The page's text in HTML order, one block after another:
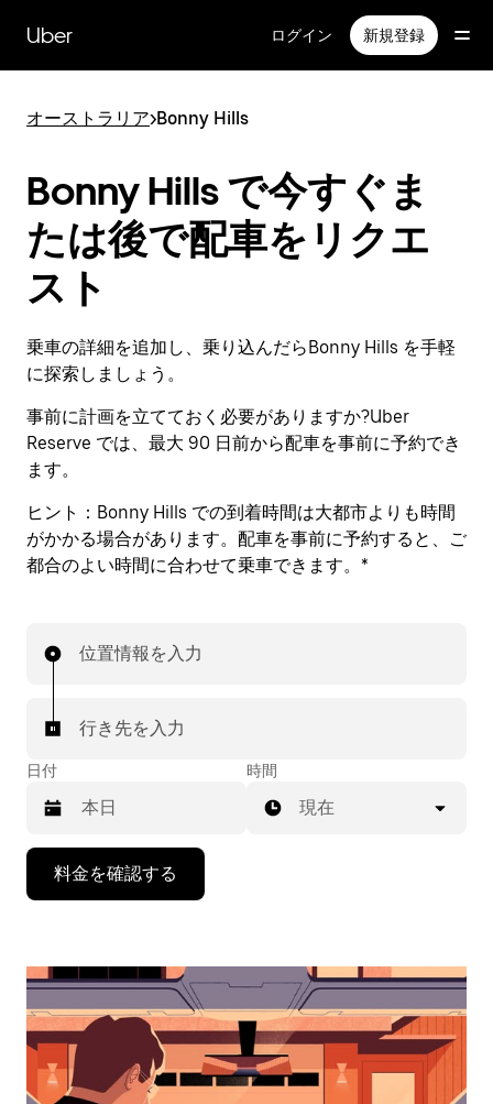
Uber ログイン 新規登録
オーストラリア>Bonny Hills
Bonny Hills で今すぐま
たは後で配車をリクエ
スト
乗車の詳細を追加し、乗り込んだらBonny Hills を手軽
に探索しましょう。
事前に計画を立てておく必要がありますか?Uber
Reserve では、最大 90 日前から配車を事前に予約でき
ます。
ヒント： Bonny Hills での到着時間は大都市よりも時間
がかかる場合があります。配車を事前に予約すると、ご
都合のよい時間に合わせて乗車できます。*
位置情報を入力
行き先を入力
日付
で
ン
ダ
ー
時間
現在
料金を確認する